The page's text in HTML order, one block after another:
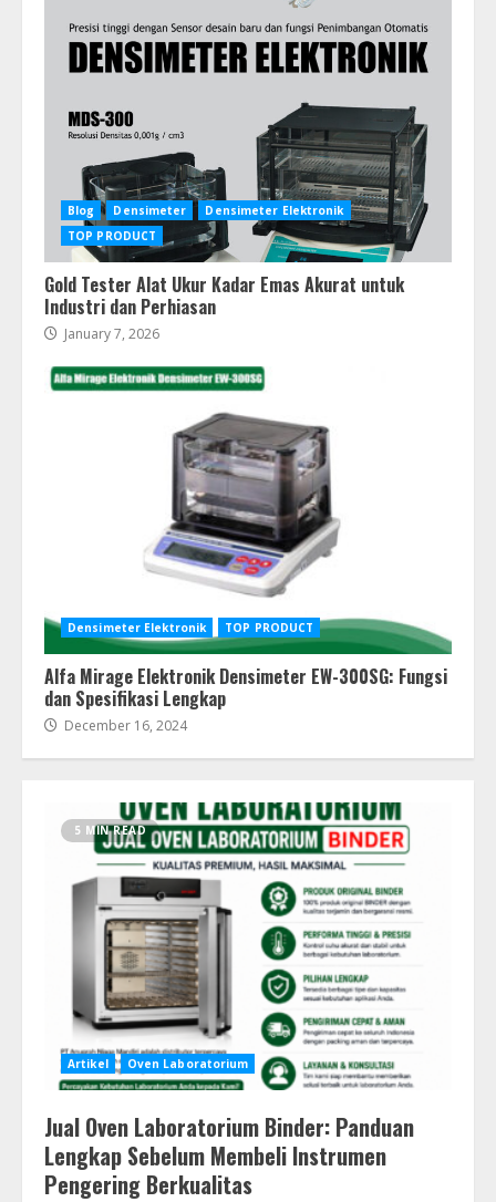
Blog Densimeter
Densimeter Elektronik
TOP PRODUCT
Gold Tester Alat Ukur Kadar Emas Akurat untuk
Industri dan Perhiasan
January 7, 2026
Densimeter Elektronik TOP PRODUCT
Alfa Mirage Elektronik Densimeter EW-300SG: Fungsi
dan Spesifikasi Lengkap
December 16, 2024
5 MIN READ
Artikel Oven Laboratorium
Jual Oven Laboratorium Binder: Panduan
Lengkap Sebelum Membeli Instrumen
Pengering Berkualitas